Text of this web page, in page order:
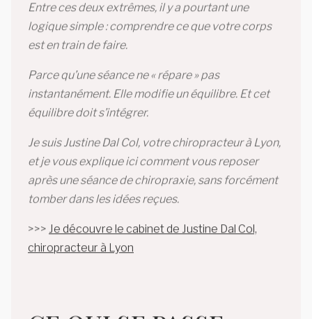
Entre ces deux extrêmes, il y a pourtant une
logique simple : comprendre ce que votre corps
est en train de faire.
Parce qu’une séance ne « répare » pas
instantanément. Elle modifie un équilibre. Et cet
équilibre doit s’intégrer.
Je suis Justine Dal Col, votre chiropracteur à Lyon,
et je vous explique ici comment vous reposer
après une séance de chiropraxie, sans forcément
tomber dans les idées reçues.
>>> Je découvre le cabinet de Justine Dal Col,
chiropracteur à Lyon